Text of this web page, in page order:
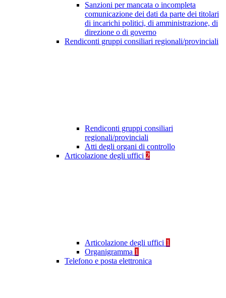
Sanzioni per mancata o incompleta
comunicazione dei dati da parte dei titolari
di incarichi politici, di amministrazione, di
direzione o di governo
Rendiconti gruppi consiliari regionali/provinciali
Rendiconti gruppi consiliari
regionali/provinciali
Atti degli organi di controllo
Articolazione degli uffici 2
Articolazione degli uffici 1
Organigramma 1
Telefono e posta elettronica